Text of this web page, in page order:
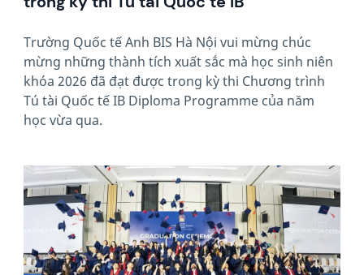
Trường Quốc tế Anh BIS Hà Nội vui mừng chúc
mừng những thành tích xuất sắc mà học sinh niên
khóa 2026 đã đạt được trong kỳ thi Chương trình
Tú tài Quốc tế IB Diploma Programme của năm
học vừa qua.
News image